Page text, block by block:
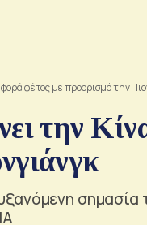
φέτος με προορισμό την
την